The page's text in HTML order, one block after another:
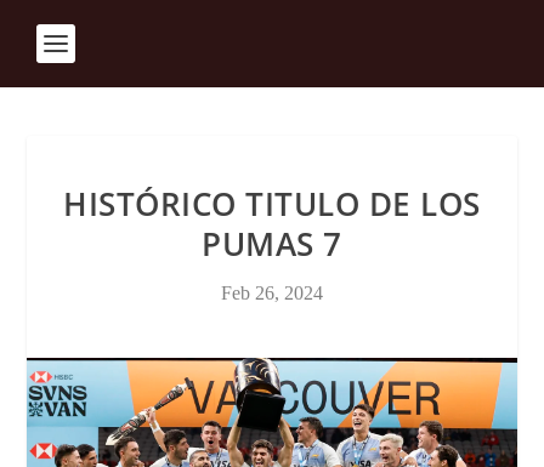
HISTÓRICO TITULO DE LOS
PUMAS 7
Feb 26, 2024